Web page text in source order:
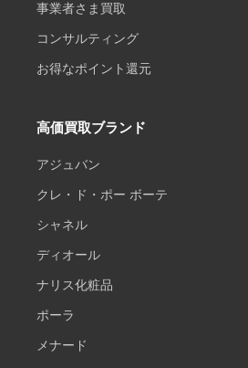
事業者さま買取
コンサルティング
お得なポイント還元
高価買取ブランド
アジュバン
クレ・ド・ポー ボーテ
シャネル
ディオール
ナリス化粧品
ポーラ
メナード